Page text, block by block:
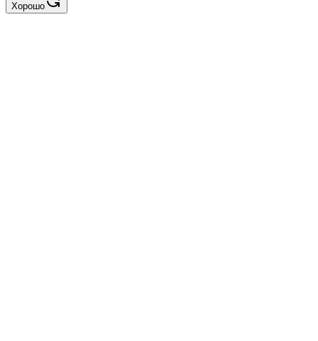
Хорошо